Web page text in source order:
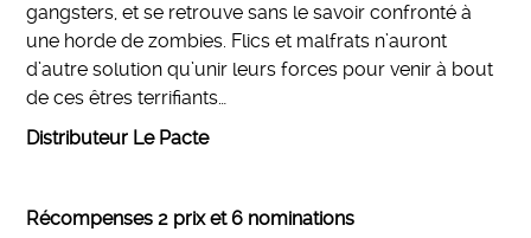
gangsters, et se retrouve sans le savoir confronté à
une horde de zombies. Flics et malfrats n’auront
d’autre solution qu’unir leurs forces pour venir à bout
de ces êtres terrifiants…
Distributeur Le Pacte
Récompenses 2 prix et 6 nominations